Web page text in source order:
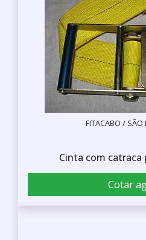
FITACABO / SÃO
Cinta com catraca
Cotar